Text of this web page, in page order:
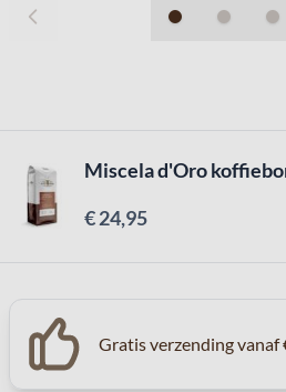
€ 24,95
Gratis verzending vanaf